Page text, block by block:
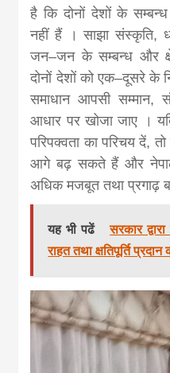
है कि दोनों देशों के
नहीं हैं । साझा संस्कृति,
जन–जन के सम्बन्ध और
दोनों देशों को एक–दूसरे के
समाधान आपसी सम्मान,
आधार पर खोजा जाए ।
परिपक्वता का परिचय दें, तो
आगे बढ़ सकते हैं और
अधिक मजबूत तथा प्रगाढ़
यह भी पढें
सरकार
राहत तथा क्षतिपूर्ति